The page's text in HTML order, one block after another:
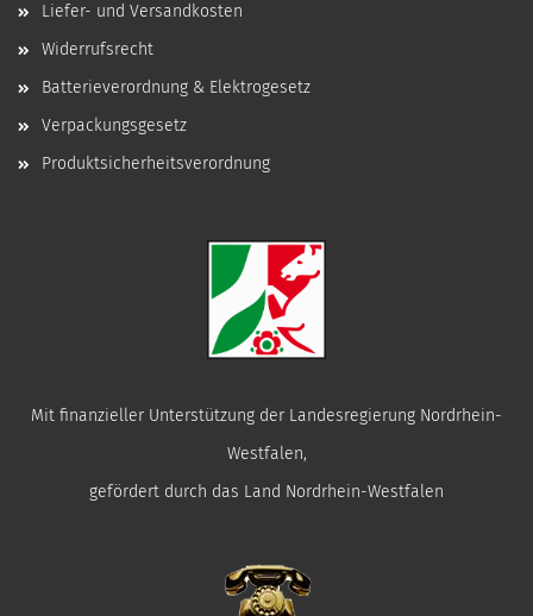
Liefer- und Versandkosten
Widerrufsrecht
Batterieverordnung & Elektrogesetz
Verpackungsgesetz
Produktsicherheitsverordnung
Mit finanzieller Unterstützung der Landesregierung Nordrhein-
Westfalen,
gefördert durch das Land Nordrhein-Westfalen